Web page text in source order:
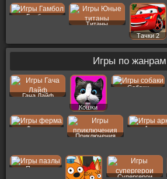
Гамбол
Титаны
Тачки 2
Игры по жанрам
Гача Лайф
Кошки
Собаки
Ферма
Приключения
Аркады
Пазлы
Супергерои